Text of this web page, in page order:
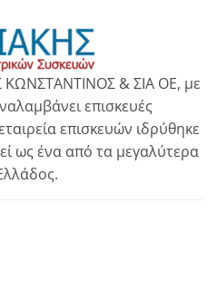
ΚΩΝΣΤΑΝΤΙΝΟΣ & ΣΙΑ ΟΕ, με
επισκευές
επισκευών ιδρύθηκε
ως ένα από τα μεγαλύτερα